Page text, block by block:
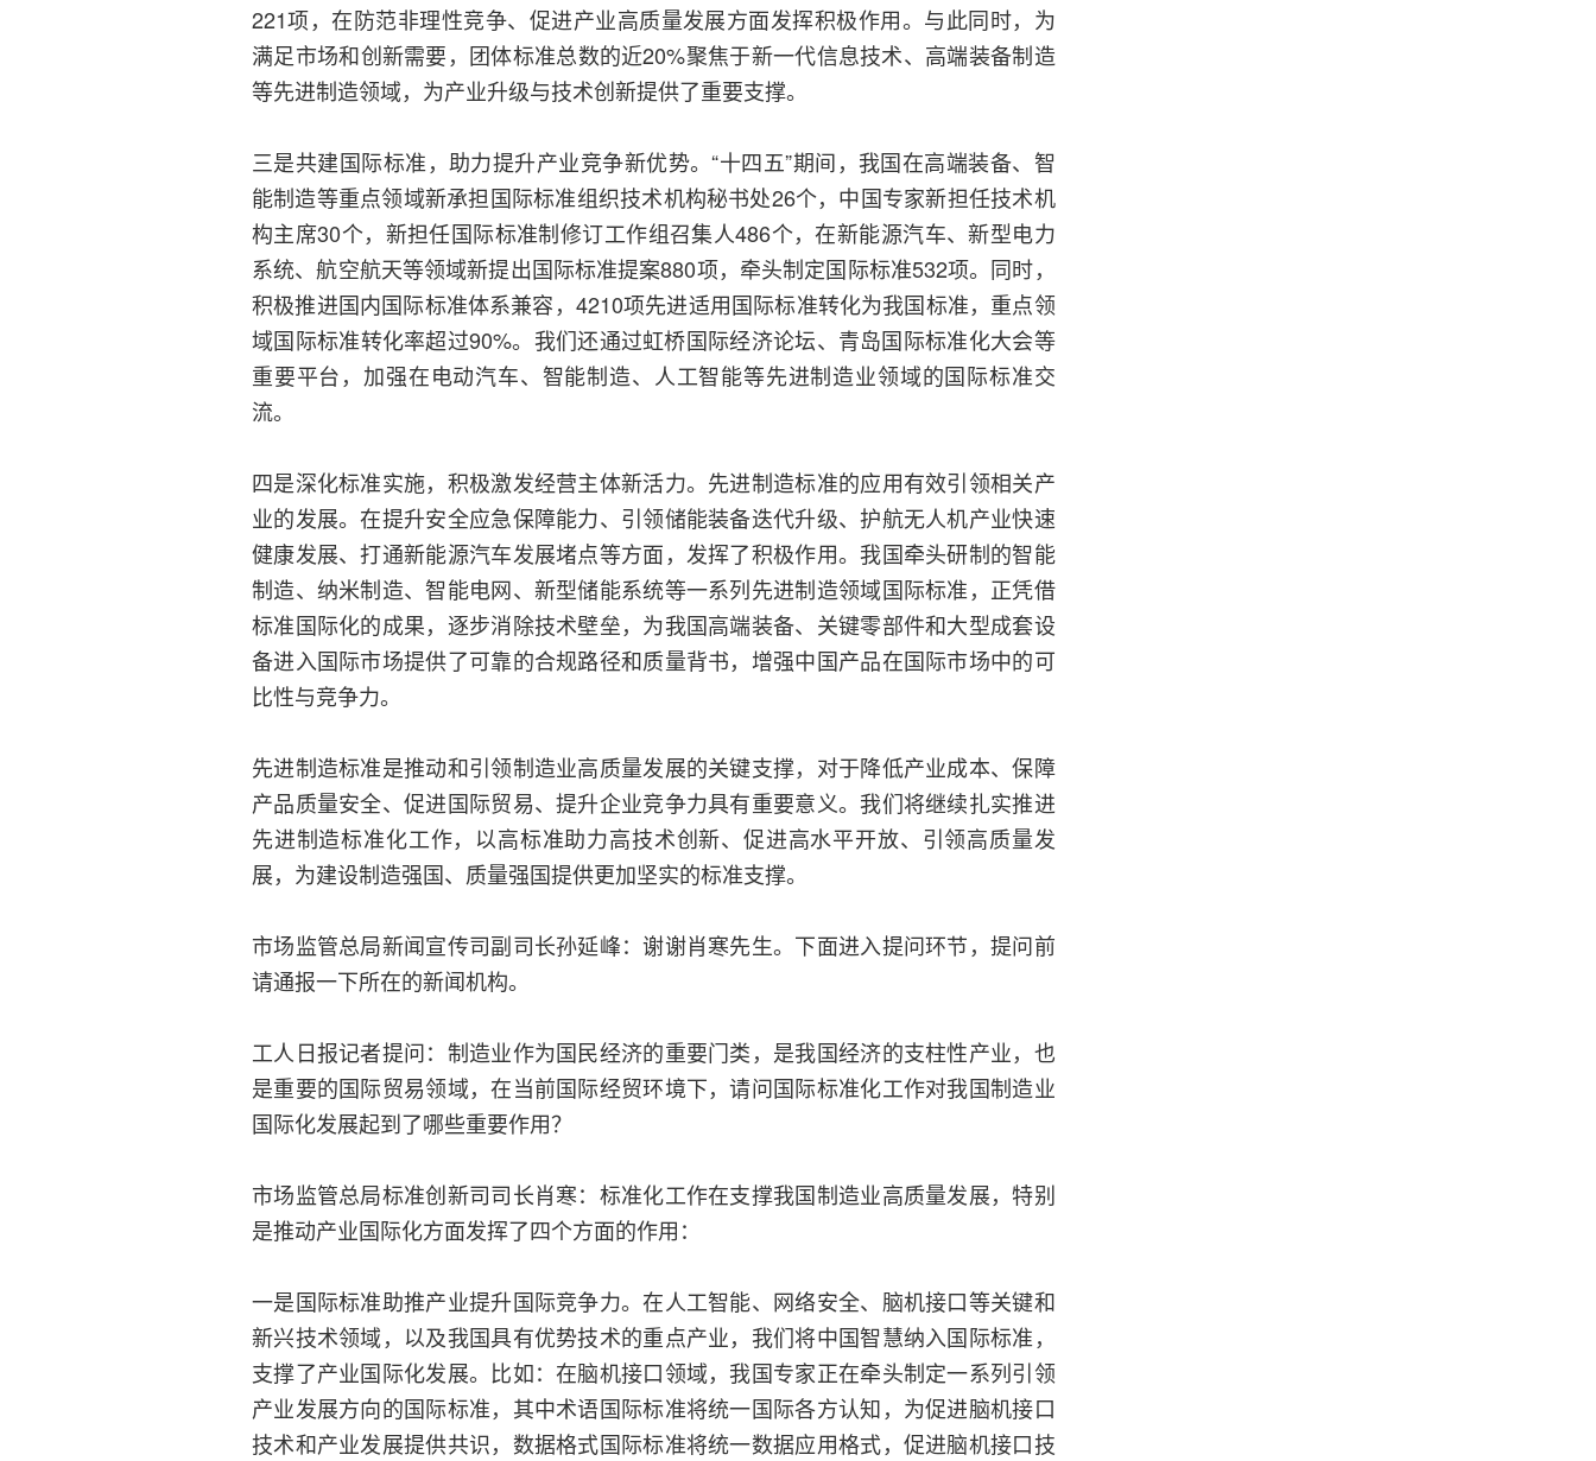
221项，在防范非理性竞争、促进产业高质量发展方面发挥积极作用。与此同时，为
满足市场和创新需要，团体标准总数的近20%聚焦于新一代信息技术、高端装备制造
等先进制造领域，为产业升级与技术创新提供了重要支撑。
三是共建国际标准，助力提升产业竞争新优势。“十四五”期间，我国在高端装备、智
能制造等重点领域新承担国际标准组织技术机构秘书处26个，中国专家新担任技术机
构主席30个，新担任国际标准制修订工作组召集人486个，在新能源汽车、新型电力
系统、航空航天等领域新提出国际标准提案880项，牵头制定国际标准532项。同时，
积极推进国内国际标准体系兼容，4210项先进适用国际标准转化为我国标准，重点领
域国际标准转化率超过90%。我们还通过虹桥国际经济论坛、青岛国际标准化大会等
重要平台，加强在电动汽车、智能制造、人工智能等先进制造业领域的国际标准交
流。
四是深化标准实施，积极激发经营主体新活力。先进制造标准的应用有效引领相关产
业的发展。在提升安全应急保障能力、引领储能装备迭代升级、护航无人机产业快速
健康发展、打通新能源汽车发展堵点等方面，发挥了积极作用。我国牵头研制的智能
制造、纳米制造、智能电网、新型储能系统等一系列先进制造领域国际标准，正凭借
标准国际化的成果，逐步消除技术壁垒，为我国高端装备、关键零部件和大型成套设
备进入国际市场提供了可靠的合规路径和质量背书，增强中国产品在国际市场中的可
比性与竞争力。
先进制造标准是推动和引领制造业高质量发展的关键支撑，对于降低产业成本、保障
产品质量安全、促进国际贸易、提升企业竞争力具有重要意义。我们将继续扎实推进
先进制造标准化工作，以高标准助力高技术创新、促进高水平开放、引领高质量发
展，为建设制造强国、质量强国提供更加坚实的标准支撑。
市场监管总局新闻宣传司副司长孙延峰：谢谢肖寒先生。下面进入提问环节，提问前
请通报一下所在的新闻机构。
工人日报记者提问：制造业作为国民经济的重要门类，是我国经济的支柱性产业，也
是重要的国际贸易领域，在当前国际经贸环境下，请问国际标准化工作对我国制造业
国际化发展起到了哪些重要作用？
市场监管总局标准创新司司长肖寒：标准化工作在支撑我国制造业高质量发展，特别
是推动产业国际化方面发挥了四个方面的作用：
一是国际标准助推产业提升国际竞争力。在人工智能、网络安全、脑机接口等关键和
新兴技术领域，以及我国具有优势技术的重点产业，我们将中国智慧纳入国际标准，
支撑了产业国际化发展。比如：在脑机接口领域，我国专家正在牵头制定一系列引领
产业发展方向的国际标准，其中术语国际标准将统一国际各方认知，为促进脑机接口
技术和产业发展提供共识，数据格式国际标准将统一数据应用格式，促进脑机接口技